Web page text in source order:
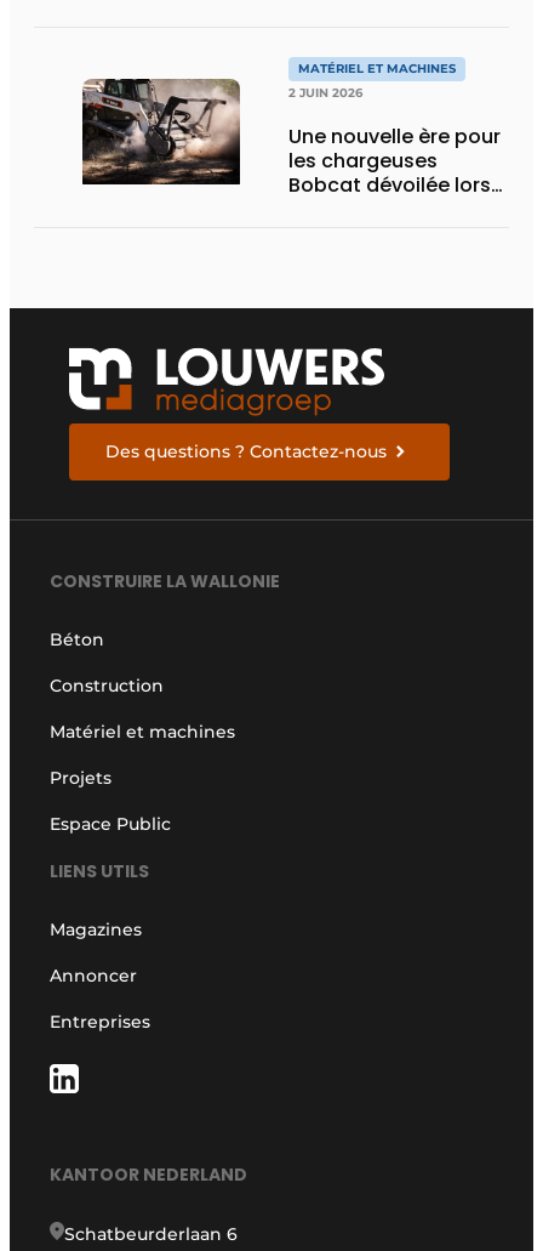
eActros Lowliner
MATÉRIEL ET MACHINES
2 JUIN 2026
Une nouvelle ère pour
les chargeuses
Bobcat dévoilée lors
Des questions ? Contactez-nous
CONSTRUIRE LA WALLONIE
Béton
Construction
Matériel et machines
Projets
Espace Public
LIENS UTILS
Magazines
Annoncer
Entreprises
KANTOOR NEDERLAND
Schatbeurderlaan 6